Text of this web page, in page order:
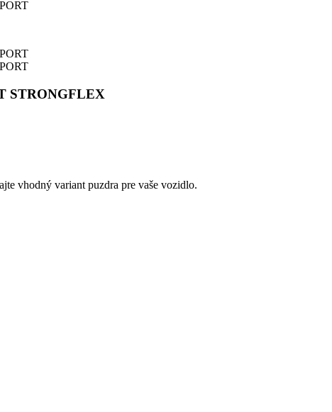
STRONGFLEX
vhodný variant puzdra pre vaše vozidlo.